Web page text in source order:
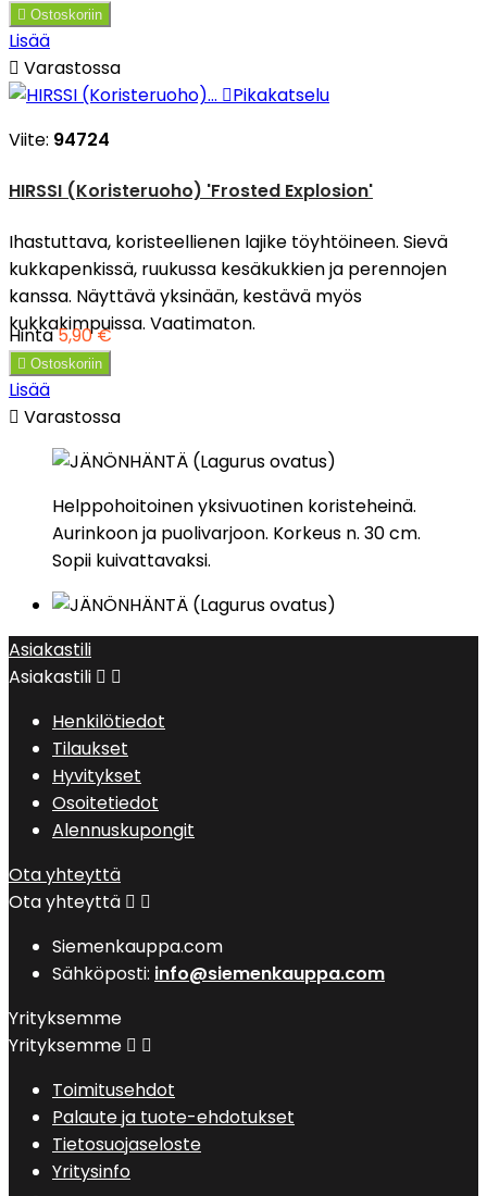
 Ostoskoriin
Lisää
 Varastossa
Pikakatselu
Viite: 94724
HIRSSI (Koristeruoho) 'Frosted Explosion'
Ihastuttava, koristeellienen lajike töyhtöineen. Sievä
kukkapenkissä, ruukussa kesäkukkien ja perennojen
kanssa. Näyttävä yksinään, kestävä myös
kukkakimpuissa. Vaatimaton.
Hinta5,90 €
 Ostoskoriin
Lisää
 Varastossa
Helppohoitoinen yksivuotinen koristeheinä.
Aurinkoon ja puolivarjoon. Korkeus n. 30 cm.
Sopii kuivattavaksi.
Asiakastili
Asiakastili  
Henkilötiedot
Tilaukset
Hyvitykset
Osoitetiedot
Alennuskupongit
Ota yhteyttä
Ota yhteyttä  
Siemenkauppa.com
Sähköposti: info@siemenkauppa.com
Yrityksemme
Yrityksemme  
Toimitusehdot
Palaute ja tuote-ehdotukset
Tietosuojaseloste
Yritysinfo